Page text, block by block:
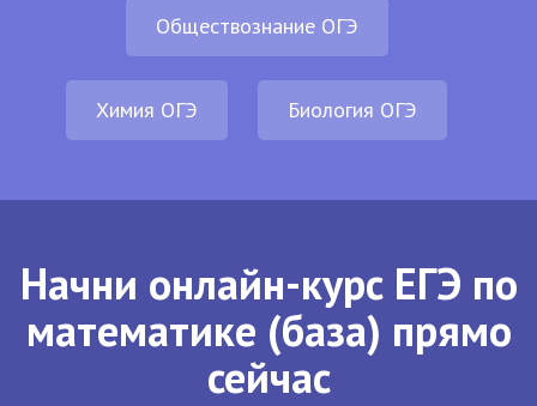
Обществознание ОГЭ
Химия ОГЭ Биология ОГЭ
Начни онлайн-курс ЕГЭ по
математике (база) прямо
сейчас